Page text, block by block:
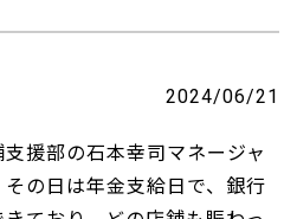
2024/06/21
援部の石本幸司マネージャ
の日は年金支給日で、銀行